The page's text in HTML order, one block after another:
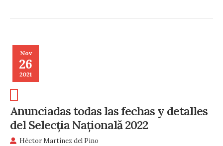
Nov
26
2021
Anunciadas todas las fechas y detalles
del Selecția Națională 2022
Héctor Martínez del Pino